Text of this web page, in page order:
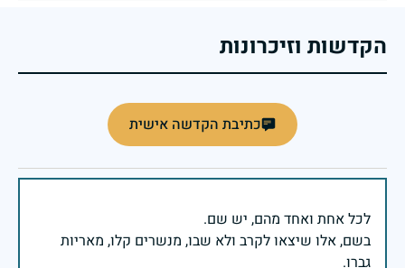
הקדשות וזיכרונות
כתיבת הקדשה אישית
בשם, אלו שיצאו לקרב ולא שבו, מנשרים קלו, מאריות